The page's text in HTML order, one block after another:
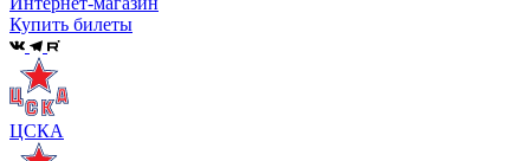
Купить билеты
ЦСКА